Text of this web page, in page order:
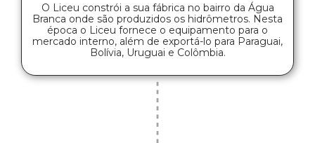
O Liceu constrói a sua fábrica no bairro da Água
Branca onde são produzidos os hidrômetros. Nesta
época o Liceu fornece o equipamento para o
mercado interno, além de exportá-lo para Paraguai,
Bolívia, Uruguai e Colômbia.